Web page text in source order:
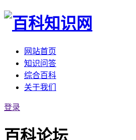
网站首页
知识问答
综合百科
关于我们
登录
百科论坛